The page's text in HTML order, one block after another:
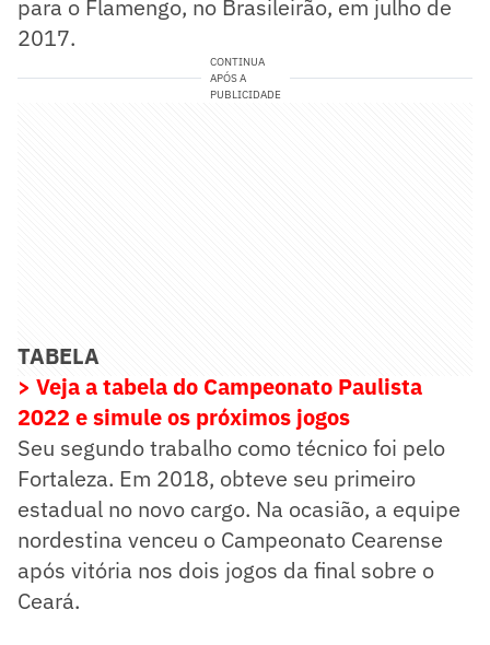
para o Flamengo, no Brasileirão, em julho de
2017.
CONTINUA
APÓS A
PUBLICIDADE
TABELA
> Veja a tabela do Campeonato Paulista
2022 e simule os próximos jogos
Seu segundo trabalho como técnico foi pelo
Fortaleza. Em 2018, obteve seu primeiro
estadual no novo cargo. Na ocasião, a equipe
nordestina venceu o Campeonato Cearense
após vitória nos dois jogos da final sobre o
Ceará.